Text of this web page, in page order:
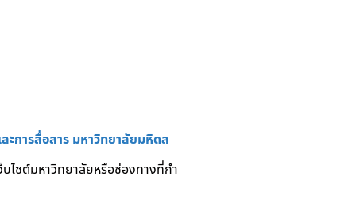
การสื่อสาร มหาวิทยาลัยมหิดล
ไซต์มหาวิทยาลัยหรือช่องทางที่กํา